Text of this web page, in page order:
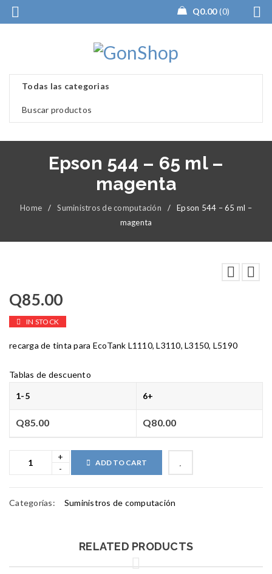
Q0.00 0
Epson 544 – 65 ml –
magenta
Home / Suministros de computación /
Epson 544 – 65 ml –
magenta
Q85.00
IN STOCK
recarga de tinta para EcoTank L1110, L3110, L3150, L5190
Tablas de descuento
1-5 6+
Q85.00 Q80.00
ADD TO CART
Categorías: Suministros de computación
RELATED PRODUCTS